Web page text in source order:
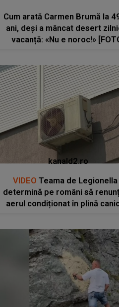
Cum arată Carmen Brumă la
ani, deși a mâncat desert
vacanță: «Nu e noroc!»
kanald2.ro
VIDEO Teama de Legionella
determină pe români să
aerul condiționat în plină